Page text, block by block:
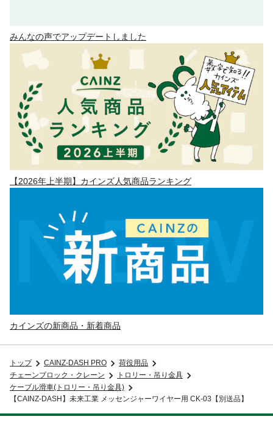
みんなの声でアップデートしました
【2026年上半期】カインズ人気商品ランキング
カインズの新商品・新着商品
トップ CAINZ-DASH PRO
荷役用品
チェーンブロック・クレーン
トロリー・吊り金具
ケーブル滑車(トロリー・吊り金具)
【CAINZ-DASH】未来工業 メッセンジャーワイヤー用 CK-03【別送品】